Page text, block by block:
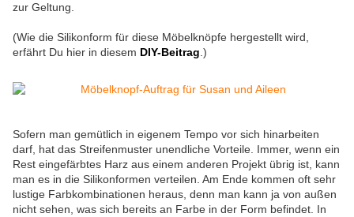
zur Geltung.
(Wie die Silikonform für diese Möbelknöpfe hergestellt wird,
erfährt Du hier in diesem DIY-Beitrag .)
Sofern man gemütlich in eigenem Tempo vor sich hinarbeiten
darf, hat das Streifenmuster unendliche Vorteile. Immer, wenn ein
Rest eingefärbtes Harz aus einem anderen Projekt übrig ist, kann
man es in die Silikonformen verteilen. Am Ende kommen oft sehr
lustige Farbkombinationen heraus, denn man kann ja von außen
nicht sehen, was sich bereits an Farbe in der Form befindet. In